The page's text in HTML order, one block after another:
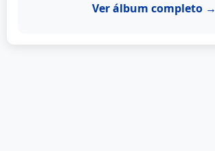
Ver álbum completo →